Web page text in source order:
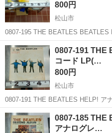
800円
松山市
0807-195 THE BEATLES
LP(国内)盤 【状態】 ・使用に伴う多少のスレ、キズ、落としきれない
汚れなどございます ・詳細は現地
愛媛 松山市
0807-191 THE
コード LP(…
800円
松山市
0807-191 THE BEATLES HELP! アナ
態】 ・使用に伴う多少のスレ、キ
ます ・詳細は現地でご確認くださ
愛媛 松山市
0807-185 THE
アナログレ…